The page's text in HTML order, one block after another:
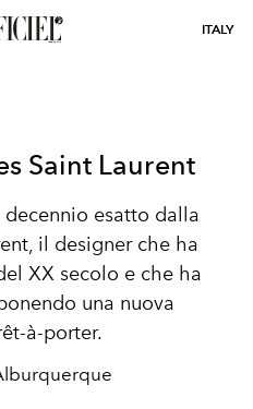
ITALY
Saint Laurent
esatto dalla
il designer che ha
XX secolo e che ha
una nuova
à-porter.